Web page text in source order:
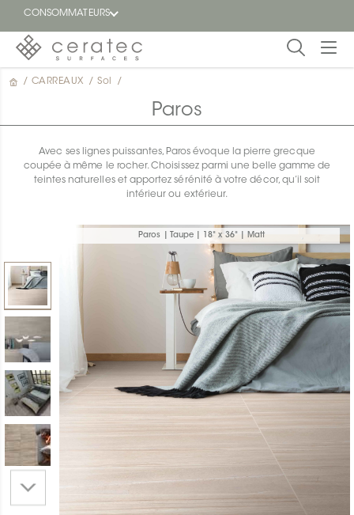
CONSOMMATEURS
En
Trouver
un
/ CARREAUX / Sol /
Paros
Avec ses lignes puissantes, Paros évoque la pierre grecque
coupée à même le rocher. Choisissez parmi une belle gamme de
teintes naturelles et apportez sérénité à votre décor, qu’il soit
intérieur ou extérieur.
Paros | Taupe | 18" x 36" | Matt